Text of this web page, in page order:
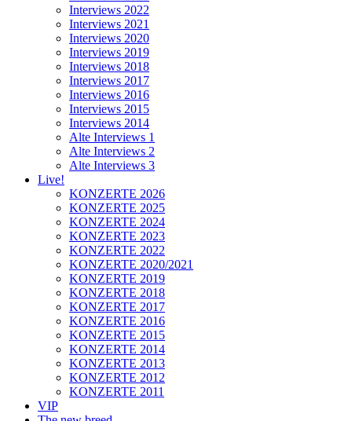
Interviews 2022
Interviews 2021
Interviews 2020
Interviews 2019
Interviews 2018
Interviews 2017
Interviews 2016
Interviews 2015
Interviews 2014
Alte Interviews 1
Alte Interviews 2
Alte Interviews 3
Live!
KONZERTE 2026
KONZERTE 2025
KONZERTE 2024
KONZERTE 2023
KONZERTE 2022
KONZERTE 2020/2021
KONZERTE 2019
KONZERTE 2018
KONZERTE 2017
KONZERTE 2016
KONZERTE 2015
KONZERTE 2014
KONZERTE 2013
KONZERTE 2012
KONZERTE 2011
VIP